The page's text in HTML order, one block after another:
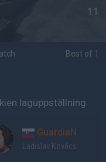
11
Best of 1
laguppställning
GuardiaN
Ladislav Kovács